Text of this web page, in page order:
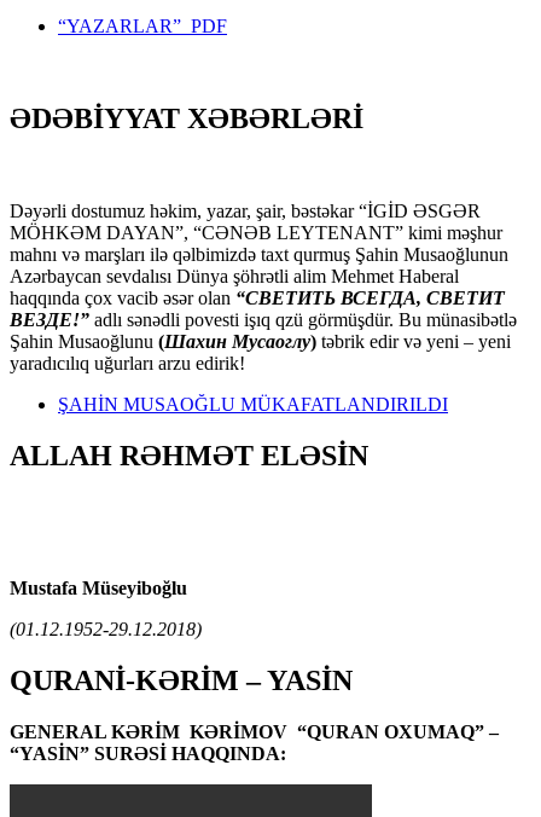
“YAZARLAR” PDF
ƏDƏBİYYAT XƏBƏRLƏRİ
Dəyərli dostumuz həkim, yazar, şair, bəstəkar “İGİD ƏSGƏR
MÖHKƏM DAYAN”, “CƏNƏB LEYTENANT” kimi məşhur
mahnı və marşları ilə qəlbimizdə taxt qurmuş Şahin Musaoğlunun
Azərbaycan sevdalısı Dünya şöhrətli alim Mehmet Haberal
haqqında çox vacib əsər olan “СВЕТИТЬ ВСЕГДА, СВЕТИТ
ВЕЗДЕ!” adlı sənədli povesti işıq qzü görmüşdür. Bu münasibətlə
Şahin Musaoğlunu (Шахин Мусаоглу) təbrik edir və yeni – yeni
yaradıcılıq uğurları arzu edirik!
ŞAHİN MUSAOĞLU MÜKAFATLANDIRILDI
ALLAH RƏHMƏT ELƏSİN
Mustafa Müseyiboğlu
(01.12.1952-29.12.2018)
QURANİ-KƏRİM – YASİN
GENERAL KƏRİM KƏRİMOV “QURAN OXUMAQ” –
“YASİN” SURƏSİ HAQQINDA: